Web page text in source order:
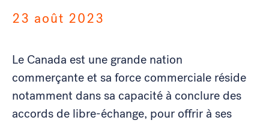
23 août 2023
Le Canada est une grande nation
commerçante et sa force commerciale réside
notamment dans sa capacité à conclure des
accords de libre-échange, pour offrir à ses